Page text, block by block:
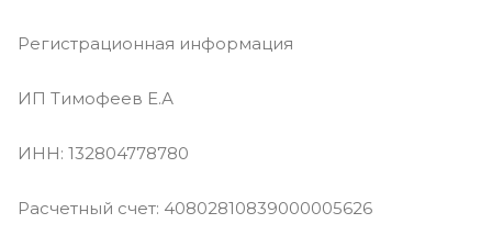
Регистрационная информация
ИП Тимофеев Е.А
ИНН: 132804778780
Расчетный счет: 40802810839000005626